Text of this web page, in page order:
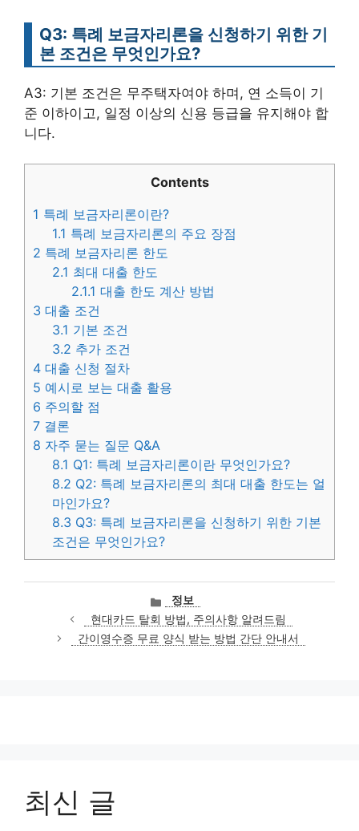
Q3: 특례 보금자리론을 신청하기 위한 기
본 조건은 무엇인가요?
A3: 기본 조건은 무주택자여야 하며, 연 소득이 기
준 이하이고, 일정 이상의 신용 등급을 유지해야 합
니다.
Contents
1 특례 보금자리론이란?
1.1 특례 보금자리론의 주요 장점
2 특례 보금자리론 한도
2.1 최대 대출 한도
2.1.1 대출 한도 계산 방법
3 대출 조건
3.1 기본 조건
3.2 추가 조건
4 대출 신청 절차
5 예시로 보는 대출 활용
6 주의할 점
7 결론
8 자주 묻는 질문 Q&A
8.1 Q1: 특례 보금자리론이란 무엇인가요?
8.2 Q2: 특례 보금자리론의 최대 대출 한도는 얼
마인가요?
8.3 Q3: 특례 보금자리론을 신청하기 위한 기본
조건은 무엇인가요?
카
테
고
리
정보
현대카드 탈회 방법, 주의사항 알려드림
간이영수증 무료 양식 받는 방법 간단 안내서
최신 글